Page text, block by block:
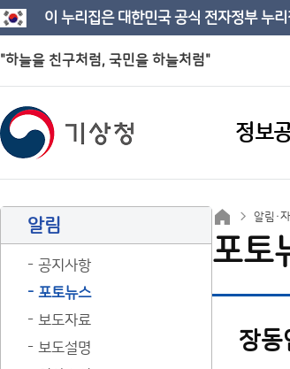
이 누리집은 대한민국 공식 전자정부 누
"하늘을 친구처럼, 국민을 하늘처럼"
정보
알림
공지사항
포토뉴스
보도자료
보도설명
알림·
포토
장동